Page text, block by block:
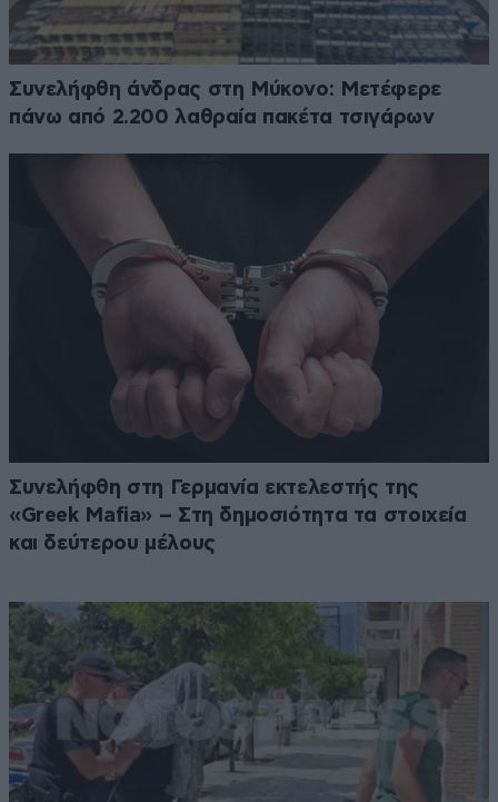
Συνελήφθη άνδρας στη Μύκονο: Μετέφερε
πάνω από 2.200 λαθραία πακέτα τσιγάρων
Συνελήφθη στη Γερμανία εκτελεστής της
«Greek Mafia» – Στη δημοσιότητα τα στοιχεία
και δεύτερου μέλους